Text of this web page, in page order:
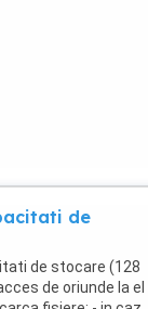
de
de stocare (128
de oriunde la el